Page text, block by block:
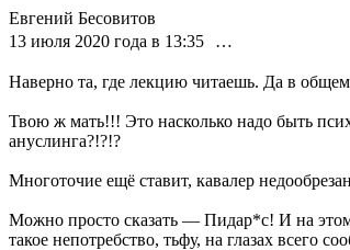
Евгений Бесовитов
13 июля 2020 года в 13:35 …
Наверно та, где лекцию читаешь. Да в
Твою ж мать!!! Это насколько надо быть
ануслинга?!?!?
Многоточие ещё ставит, кавалер
Можно просто сказать — Пидар*c! И на
такое непотребство, тьфу, на глазах всего